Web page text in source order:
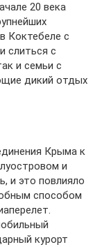
20 века
Коктебеле с
слиться с
и семьи с
дикий отдых
Крыма к
и
и это повлияло
способом
курорт